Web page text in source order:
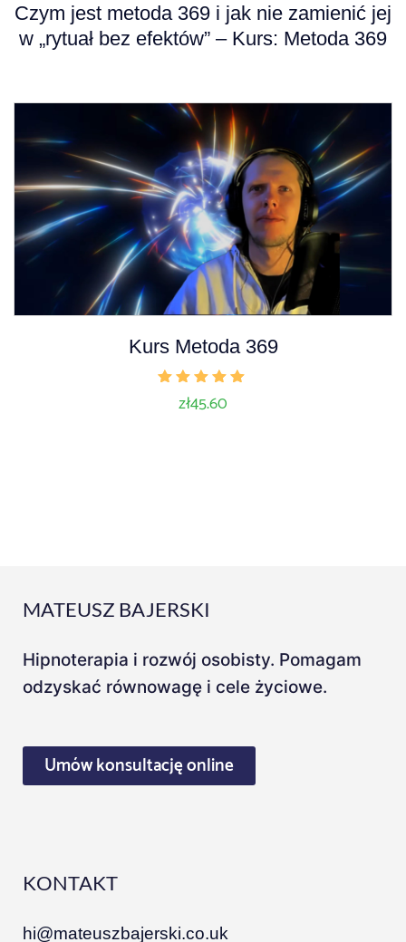
Czym jest metoda 369 i jak nie zamienić jej
w „rytuał bez efektów” – Kurs: Metoda 369
Kurs Metoda 369
Oceniono
5.00
zł45.60
MATEUSZ BAJERSKI
Hipnoterapia i rozwój osobisty. Pomagam
odzyskać równowagę i cele życiowe.
Umów konsultację online
KONTAKT
hi@mateuszbajerski.co.uk